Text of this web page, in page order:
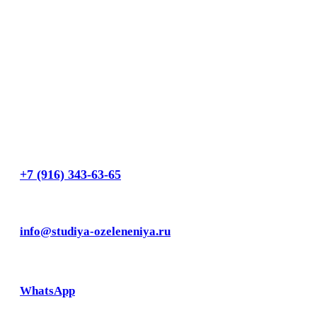
+7 (916) 343-63-65
info@studiya-ozeleneniya.ru
WhatsApp